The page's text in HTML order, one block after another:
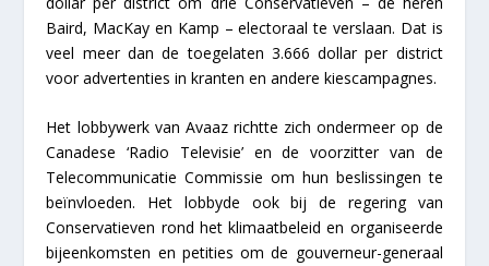
Baird, MacKay en Kamp – electoraal te verslaan. Dat is
veel meer dan de toegelaten 3.666 dollar per district
voor advertenties in kranten en andere kiescampagnes.
Het lobbywerk van Avaaz richtte zich ondermeer op de
Canadese ‘Radio Televisie’ en de voorzitter van de
Telecommunicatie Commissie om hun beslissingen te
beïnvloeden. Het lobbyde ook bij de regering van
Conservatieven rond het klimaatbeleid en organiseerde
bijeenkomsten en petities om de gouverneur-generaal